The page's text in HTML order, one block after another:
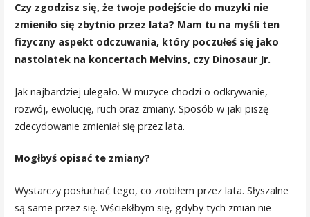
Czy zgodzisz się, że twoje podejście do muzyki nie
zmieniło się zbytnio przez lata? Mam tu na myśli ten
fizyczny aspekt odczuwania, który poczułeś się jako
nastolatek na koncertach Melvins, czy Dinosaur Jr.
Jak najbardziej ulegało. W muzyce chodzi o odkrywanie,
rozwój, ewolucję, ruch oraz zmiany. Sposób w jaki piszę
zdecydowanie zmieniał się przez lata.
Mogłbyś opisać te zmiany?
Wystarczy posłuchać tego, co zrobiłem przez lata. Słyszalne
są same przez się. Wściekłbym się, gdyby tych zmian nie